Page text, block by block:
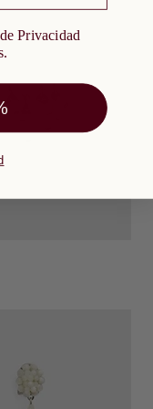
Privacidad y quiero
Privacidad